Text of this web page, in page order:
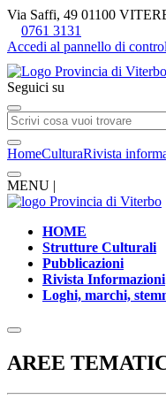
Via Saffi, 49 01100
0761 3131
Accedi al pannello di
Seguici su
HomeCulturaRivista
MENU |
HOME
Strutture Culturali
Pubblicazioni
Rivista Informazioni
Loghi, marchi,
AREE